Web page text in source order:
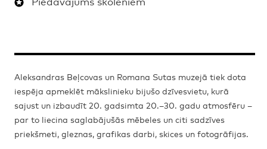
Aleksandras Beļcovas un Romana Sutas muzejā tiek dota
iespēja apmeklēt mākslinieku bijušo dzīvesvietu, kurā
sajust un izbaudīt 20. gadsimta 20.–30. gadu atmosfēru –
par to liecina saglabājušās mēbeles un citi sadzīves
priekšmeti, gleznas, grafikas darbi, skices un fotogrāfijas.